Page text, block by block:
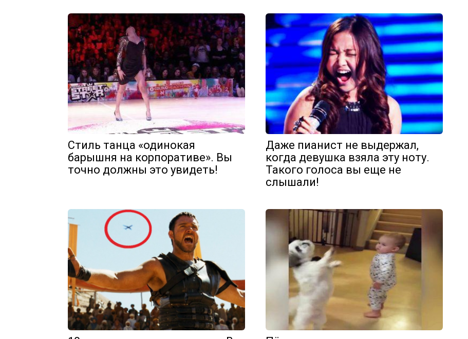
Стиль танца «одинокая
барышня на корпоративе». Вы
точно должны это увидеть!
Даже пианист не выдержал,
когда девушка взяла эту ноту.
Такого голоса вы еще не
слышали!